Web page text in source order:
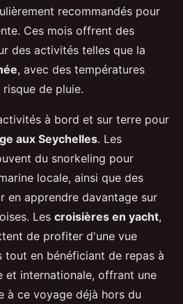
recommandés pour
Ces mois offrent des
des activités telles que la
, avec des températures
de pluie.
à bord et sur terre pour
aux Seychelles. Les
du snorkeling pour
locale, ainsi que des
en apprendre davantage sur
Les croisières en yacht,
de profiter d'une vue
tout en bénéficiant de repas à
et internationale, offrant une
à ce voyage déjà hors du